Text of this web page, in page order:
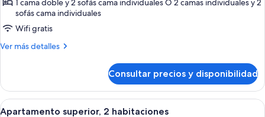
4
personnes
-
1
Vue
montagne
dégagée
1 cama doble y 2 sofás cama individuales O 2 camas individuales y 2
sofás cama individuales
Wifi gratis
Ver más detalles
Más
4
personnes
-
Consultar precios y disponibilidad
Abrir
Una terraza de madera con dos
7
Apartamento superior, 2 habitaciones